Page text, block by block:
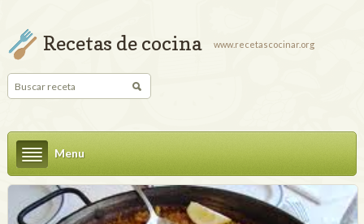
Recetas de cocina www.recetascocinar.org
Menu